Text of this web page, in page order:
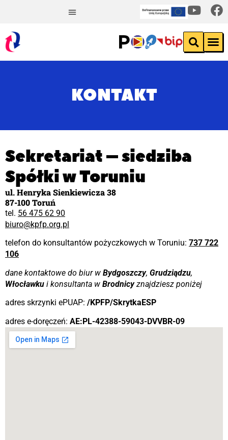
KONTAKT
Sekretariat – siedziba
Spółki w Toruniu
ul. Henryka Sienkiewicza 38
87-100 Toruń
tel. 56 475 62 90
biuro@kpfp.org.pl
telefon do konsultantów pożyczkowych w Toruniu: 737 722
106
dane kontaktowe do biur w Bydgoszczy, Grudziądzu,
Włocławku i konsultanta w Brodnicyznajdziesz poniżej
adres skrzynki ePUAP: /KPFP/SkrytkaESP
adres e-doręczeń: AE:PL-42388-59043-DVVBR-09